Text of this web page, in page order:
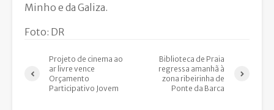
Minho e da Galiza.
Foto: DR
Projeto de cinema ao
ar livre vence
Orçamento
Participativo Jovem
Biblioteca de Praia
regressa amanhã à
zona ribeirinha de
Ponte da Barca